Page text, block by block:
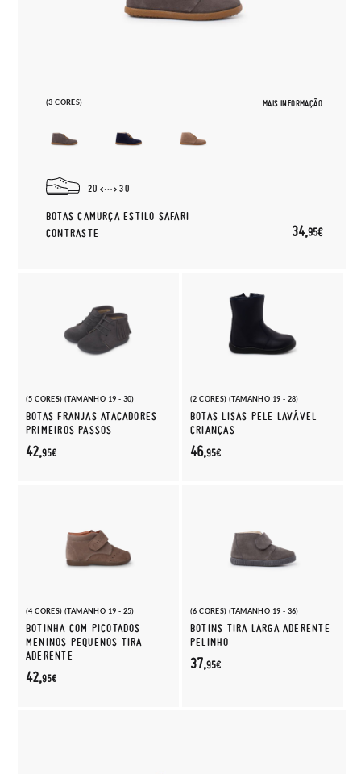
(3 CORES) MAIS INFORMAÇÃO
20 30
BOTAS CAMURÇA ESTILO SAFARI
CONTRASTE
34,95€
(5 CORES) (TAMANHO 19 - 30)
BOTAS FRANJAS ATACADORES
PRIMEIROS PASSOS
42,95€
(2 CORES) (TAMANHO 19 - 28)
BOTAS LISAS PELE LAVÁVEL
CRIANÇAS
46,95€
(4 CORES) (TAMANHO 19 - 25)
BOTINHA COM PICOTADOS
MENINOS PEQUENOS TIRA
ADERENTE
42,95€
(6 CORES) (TAMANHO 19 - 36)
BOTINS TIRA LARGA ADERENTE
PELINHO
37,95€